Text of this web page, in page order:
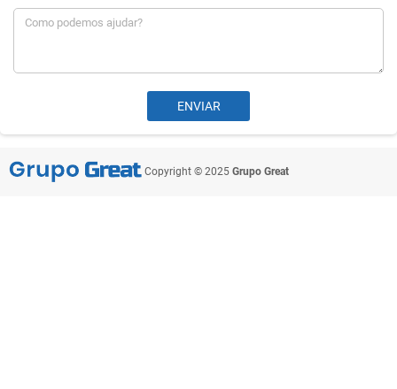
Copyright © 2025 Grupo Great